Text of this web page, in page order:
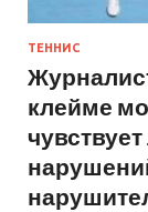
ТЕННИС
клейме